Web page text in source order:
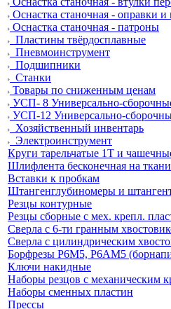
Оснастка станочная - оправки и
Оснастка станочная - патроны
Пластины твёрдосплавные
Пневмоинструмент
Подшипники
Станки
Товары по сниженным ценам
УСП- 8 Универсально-
УСП-12 Универсально-
Хозяйственный инвентарь
Электроинструмент
Круги тарельчатые 1Т и
Шлифлента бесконечная на ткани
Вставки к пробкам
Штангенглубиномеры и
Резцы контурные
Резцы сборные с мех. крепл.
Сверла с 6-ти гранным
Сверла с цилиндрическим
Борфрезы Р6М5, Р6АМ5
Ключи накидные
Наборы резцов с механическим
Наборы сменных пластин
Прессы